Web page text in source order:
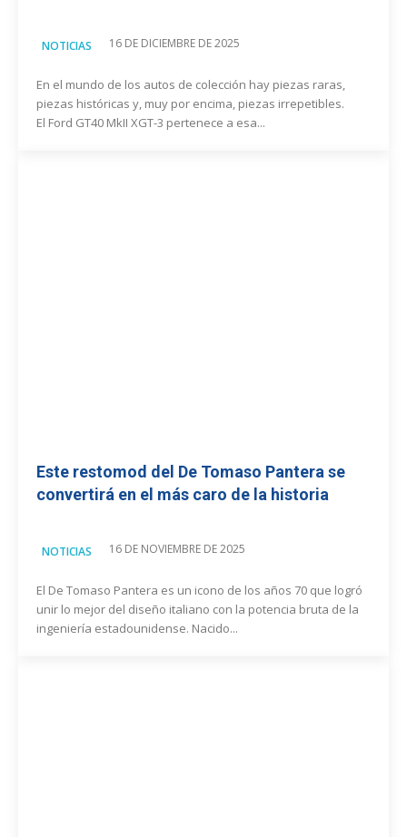
NOTICIAS 16 DE DICIEMBRE DE 2025
En el mundo de los autos de colección hay piezas raras,
piezas históricas y, muy por encima, piezas irrepetibles.
El Ford GT40 MkII XGT-3 pertenece a esa...
Este restomod del De Tomaso Pantera se
convertirá en el más caro de la historia
NOTICIAS 16 DE NOVIEMBRE DE 2025
El De Tomaso Pantera es un icono de los años 70 que logró
unir lo mejor del diseño italiano con la potencia bruta de la
ingeniería estadounidense. Nacido...